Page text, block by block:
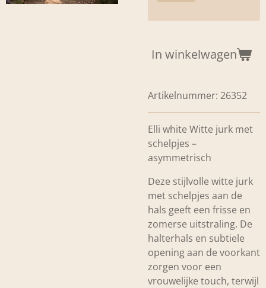
In winkelwagen
Artikelnummer: 26352
Elli white Witte jurk met
schelpjes –
asymmetrisch
Deze stijlvolle witte jurk
met schelpjes aan de
hals geeft een frisse en
zomerse uitstraling. De
halterhals en subtiele
opening aan de voorkant
zorgen voor een
vrouwelijke touch, terwijl